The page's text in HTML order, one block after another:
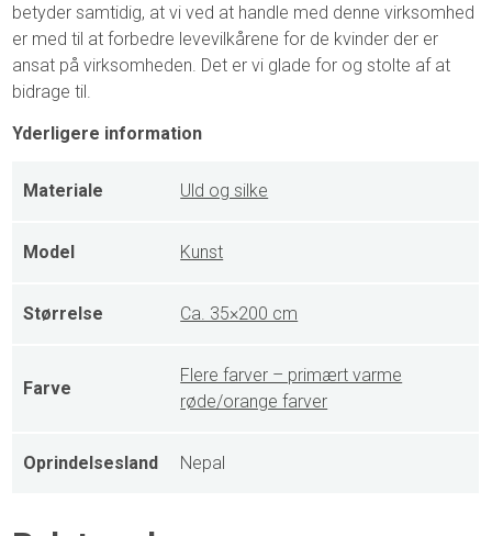
betyder samtidig, at vi ved at handle med denne virksomhed
er med til at forbedre levevilkårene for de kvinder der er
ansat på virksomheden. Det er vi glade for og stolte af at
bidrage til.
Yderligere information
Materiale Uld og silke
Model Kunst
Størrelse Ca. 35×200 cm
Farve
Flere farver – primært varme
røde/orange farver
Oprindelsesland Nepal